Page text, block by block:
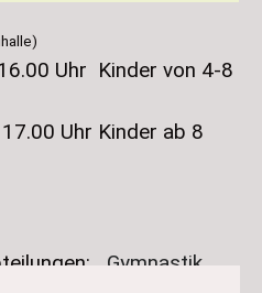
Uhr Kinder von 4-8
Uhr Kinder ab 8
Gymnastik